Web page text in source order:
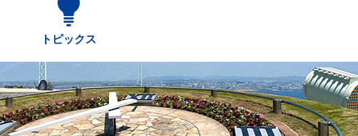
トピックス